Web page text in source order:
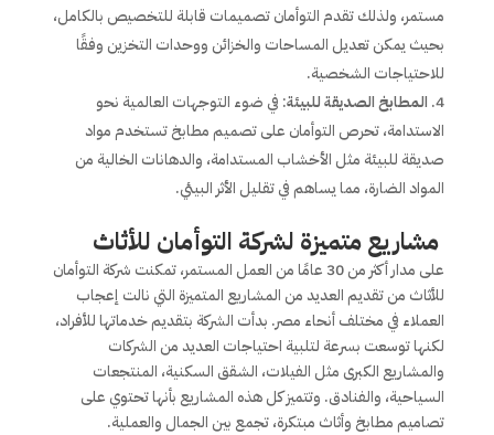
مستمر، ولذلك تقدم التوأمان تصميمات قابلة للتخصيص بالكامل،
بحيث يمكن تعديل المساحات والخزائن ووحدات التخزين وفقًا
للاحتياجات الشخصية.
المطابخ الصديقة للبيئة: في ضوء التوجهات العالمية نحو
الاستدامة، تحرص التوأمان على تصميم مطابخ تستخدم مواد
صديقة للبيئة مثل الأخشاب المستدامة، والدهانات الخالية من
المواد الضارة، مما يساهم في تقليل الأثر البيئي.
مشاريع متميزة لشركة التوأمان للأثاث
على مدار أكثر من 30 عامًا من العمل المستمر، تمكنت شركة التوأمان
للأثاث من تقديم العديد من المشاريع المتميزة التي نالت إعجاب
العملاء في مختلف أنحاء مصر. بدأت الشركة بتقديم خدماتها للأفراد،
لكنها توسعت بسرعة لتلبية احتياجات العديد من الشركات
والمشاريع الكبرى مثل الفيلات، الشقق السكنية، المنتجعات
السياحية، والفنادق. وتتميز كل هذه المشاريع بأنها تحتوي على
تصاميم مطابخ وأثاث مبتكرة، تجمع بين الجمال والعملية.